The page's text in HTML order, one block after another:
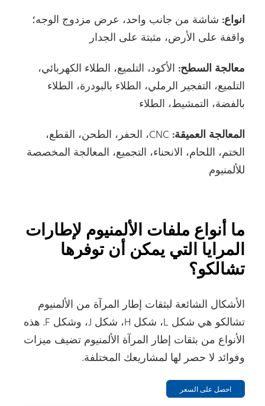
انواع: شاشة من جانب واحد، عرض مزدوج الوجه؛
واقفة على الأرض، مثبتة على الجدار
معالجة السطح: الأكود، التلميع، الطلاء الكهربائي،
التلميع، التفجير الرملي، الطلاء بالبودرة، الطلاء
بالفضة، التمشيط، الطلاء
المعالجة العميقة:
CNC، الحفر، الطحن، القطع،
الختم، اللحام، الانحناء، التجميع، المعالجة المخصصة
للألمنيوم
ما أنواع ملفات الألمنيوم لإطارات
المرايا التي يمكن أن توفرها
تشالكو؟
الأشكال الشائعة لبثقات إطار المرآة من الألمنيوم
تشالكو هي شكل L، شكل H، شكل J، وشكل F. هذه
الأنواع من بثقات إطار المرآة الألمنيوم تضيف ميزات
وفوائد لا حصر لها لمشاريعك المختلفة.
احصل على السعر